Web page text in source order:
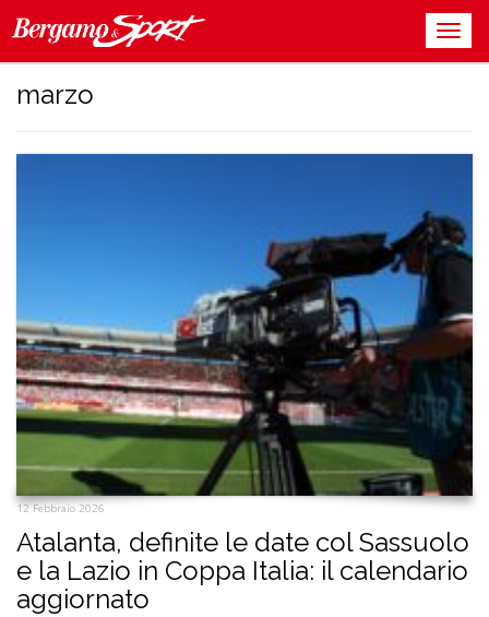
marzo
12 Febbraio 2026
Atalanta, definite le date col Sassuolo
e la Lazio in Coppa Italia: il calendario
aggiornato